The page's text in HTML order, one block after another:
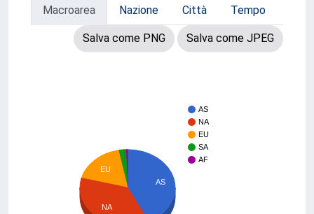
Macroarea Nazione Città Tempo
Salva come PNG Salva come JPEG
AS
NA
EU
SA
AF
AS
EU
NA